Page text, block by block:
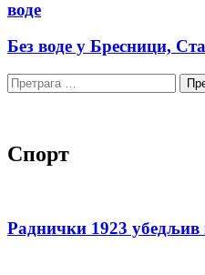
воде
Без воде у Бресници,
Претрага
за:
Спорт
Раднички 1923 убедљив